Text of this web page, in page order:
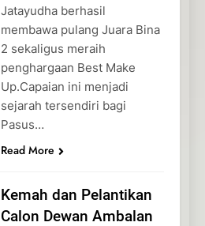
Jatayudha berhasil
membawa pulang Juara Bina
2 sekaligus meraih
penghargaan Best Make
Up.Capaian ini menjadi
sejarah tersendiri bagi
Pasus…
Read More
Kemah dan Pelantikan
Calon Dewan Ambalan